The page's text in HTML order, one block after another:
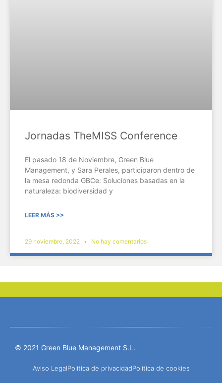
Jornadas TheMISS Conference
El pasado 18 de Noviembre, Green Blue
Management, y Sara Perales, participaron dentro de
la mesa redonda GBCe: Soluciones basadas en la
naturaleza: biodiversidad y
LEER MÁS >>
29 noviembre, 2022 No hay comentarios
© 2021 Green Blue Management S.L.
Aviso LegalPolítica de privacidadPolítica de cookies